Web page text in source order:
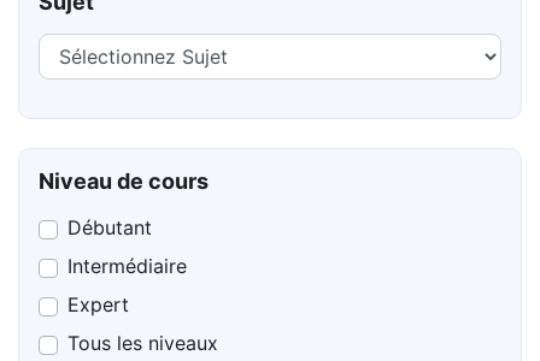
Niveau de cours
Débutant
Intermédiaire
Expert
Tous les niveaux